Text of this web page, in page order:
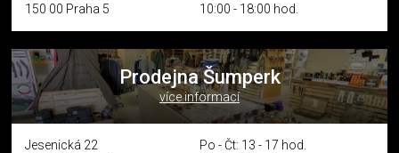
150 00 Praha 5
10:00 - 18:00 hod.
Prodejna Šumperk
více informací
Jesenická 22
Po - Čt: 13 - 17 hod.